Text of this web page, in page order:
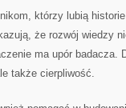
którzy lubią
że rozwój wiedzy
ma upór badacza.
także cierpliwość.